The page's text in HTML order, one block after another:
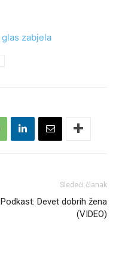
Sledeći članak
Podkast: Devet dobrih žena
(VIDEO)